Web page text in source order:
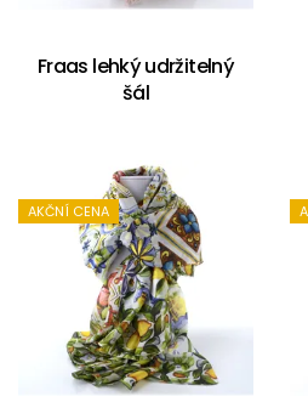
Fraas lehký udržitelný
šál
AKČNÍ CENA